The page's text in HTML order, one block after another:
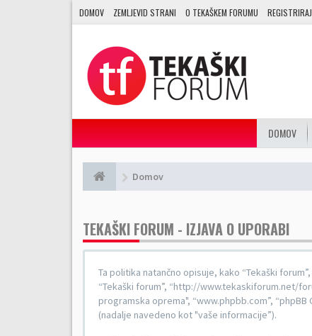
DOMOV ZEMLJEVID STRANI O TEKAŠKEM FORUMU
DOMOV
Domov
TEKAŠKI FORUM - IZJAVA O UPORABI
Ta politika natančno opisuje, kako “Tekaški
“Tekaški forum”, “http://www.tekaskiforum.net/
programska oprema", “www.phpbb.com”,
(nadalje navedeno kot "vaše informacije”).